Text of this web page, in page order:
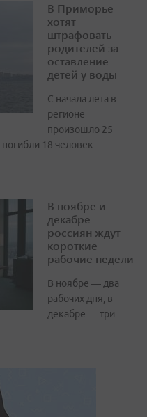
В Приморье
хотят
штрафовать
родителей за
оставление
детей у воды
С начала лета в
регионе
произошло 25
18 человек
В ноябре и
декабре
россиян ждут
короткие
рабочие недели
В ноябре — два
рабочих дня, в
декабре — три